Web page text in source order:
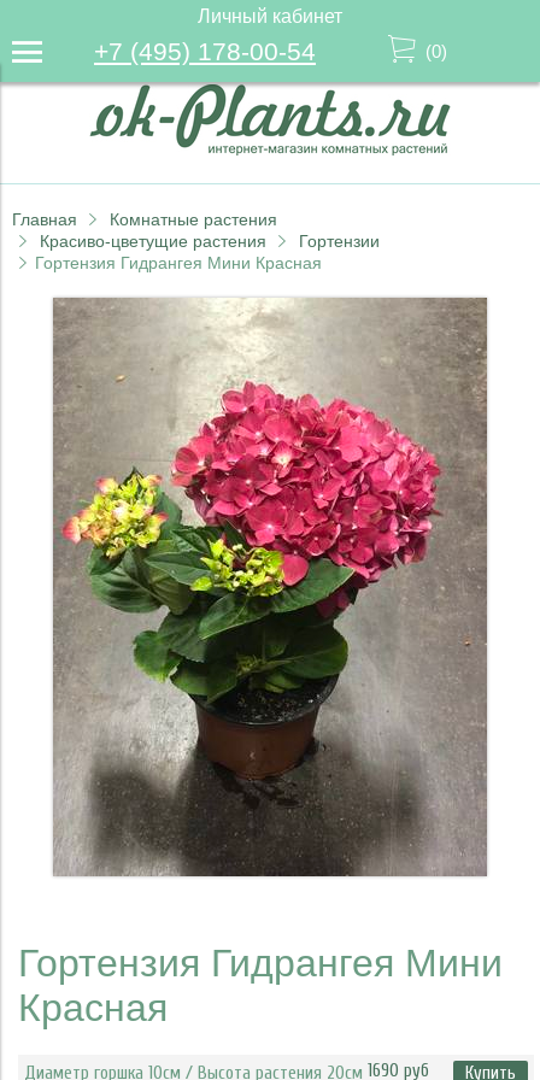
Личный кабинет
+7 (495) 178-00-54 (0)
Главная
Комнатные растения
Красиво-цветущие растения
Гортензии
Гортензия Гидрангея Мини Красная
Гортензия Гидрангея Мини
Красная
Диаметр горшка 10см / Высота растения 20см 1690 руб Купить